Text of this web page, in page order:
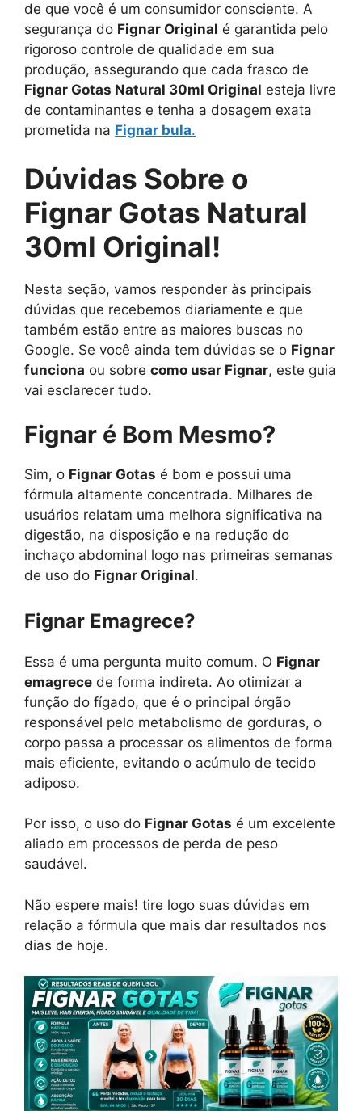
de que você é um consumidor consciente. A
segurança do Fignar Original é garantida pelo
rigoroso controle de qualidade em sua
produção, assegurando que cada frasco de
Fignar Gotas Natural 30ml Original esteja livre
de contaminantes e tenha a dosagem exata
prometida na Fignar bula.
Dúvidas Sobre o
Fignar Gotas Natural
30ml Original!
Nesta seção, vamos responder às principais
dúvidas que recebemos diariamente e que
também estão entre as maiores buscas no
Google. Se você ainda tem dúvidas se o Fignar
funciona ou sobre como usar Fignar, este guia
vai esclarecer tudo.
Fignar é Bom Mesmo?
Sim, o Fignar Gotas é bom e possui uma
fórmula altamente concentrada. Milhares de
usuários relatam uma melhora significativa na
digestão, na disposição e na redução do
inchaço abdominal logo nas primeiras semanas
de uso do Fignar Original.
Fignar Emagrece?
Essa é uma pergunta muito comum. O Fignar
emagrece de forma indireta. Ao otimizar a
função do fígado, que é o principal órgão
responsável pelo metabolismo de gorduras, o
corpo passa a processar os alimentos de forma
mais eficiente, evitando o acúmulo de tecido
adiposo.
Por isso, o uso do Fignar Gotas é um excelente
aliado em processos de perda de peso
saudável.
Não espere mais! tire logo suas dúvidas em
relação a fórmula que mais dar resultados nos
dias de hoje.